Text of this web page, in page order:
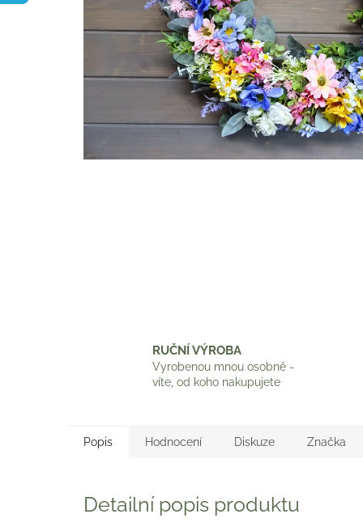
RUČNÍ VÝROBA
Vyrobenou mnou osobně -
víte, od koho nakupujete
Popis Hodnocení Diskuze Značka
Detailní popis produktu